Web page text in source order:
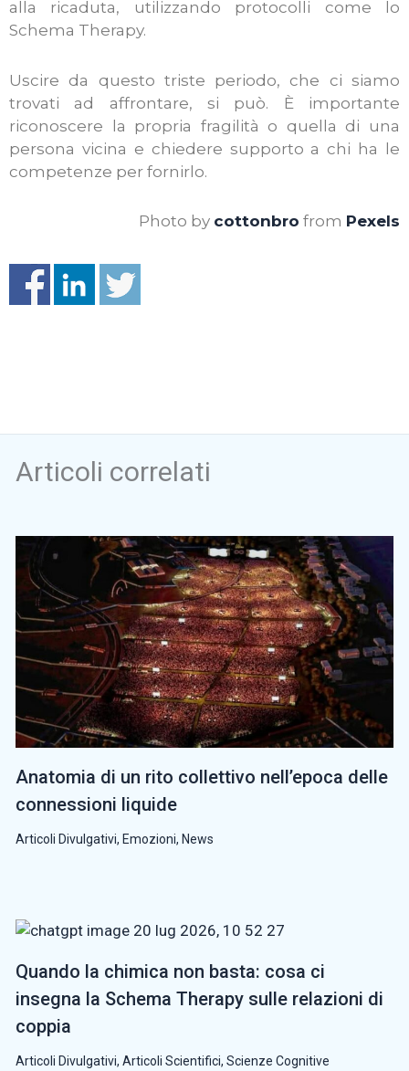
alla ricaduta, utilizzando protocolli come lo
Schema Therapy.
Uscire da questo triste periodo, che ci siamo
trovati ad affrontare, si può. È importante
riconoscere la propria fragilità o quella di una
persona vicina e chiedere supporto a chi ha le
competenze per fornirlo.
Photo by cottonbro from Pexels
Articoli correlati
Anatomia di un rito collettivo nell’epoca delle
connessioni liquide
Articoli Divulgativi, Emozioni, News
Quando la chimica non basta: cosa ci
insegna la Schema Therapy sulle relazioni di
coppia
Articoli Divulgativi, Articoli Scientifici, Scienze Cognitive